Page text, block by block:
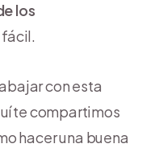
los
con esta
te compartimos
hacer una buena